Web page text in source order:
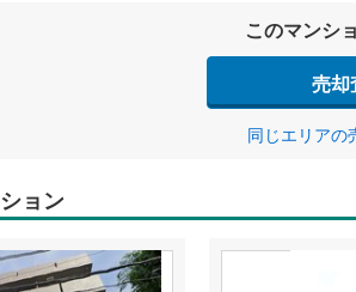
このマンシ
売却
同じエリアの
ョン